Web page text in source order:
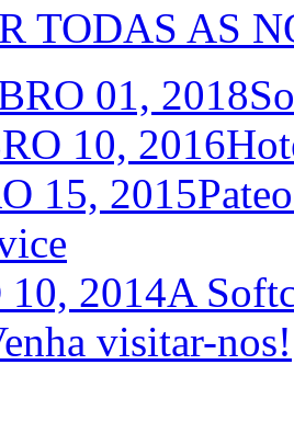
TODAS AS
01, 2018
10, 2016
15, 2015
2014A
visitar-nos!